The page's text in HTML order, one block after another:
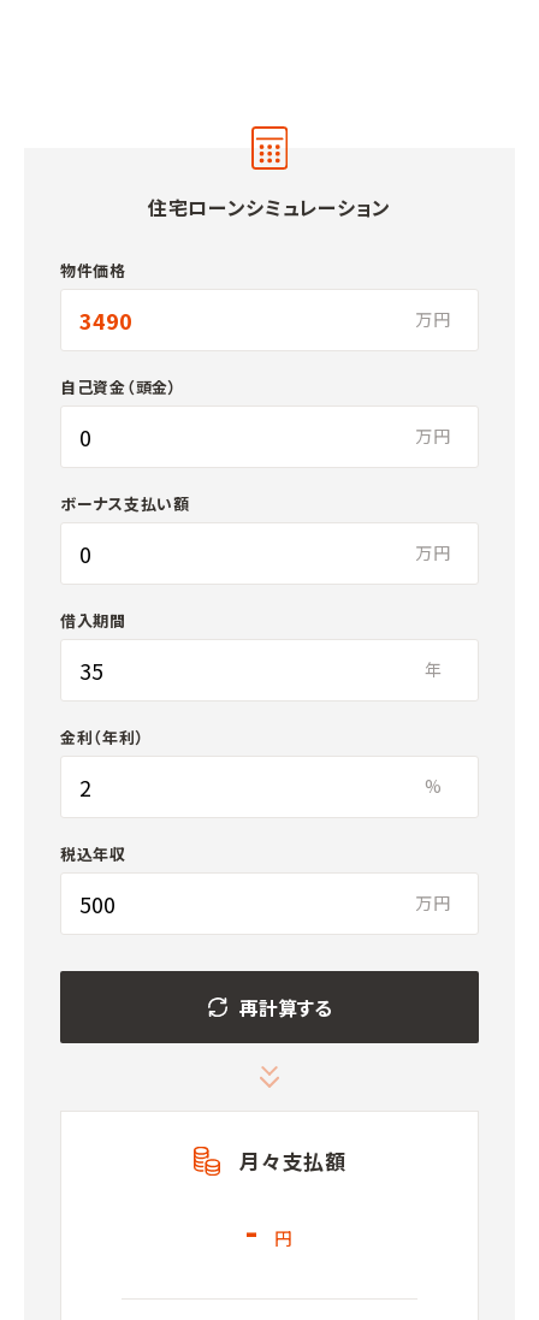
住宅ローンシミュレーション
物件価格
万円
自己資金（頭金）
万円
ボーナス支払い額
万円
借入期間
年
金利（年利）
%
税込年収
万円
再計算する
月々支払額
- 円